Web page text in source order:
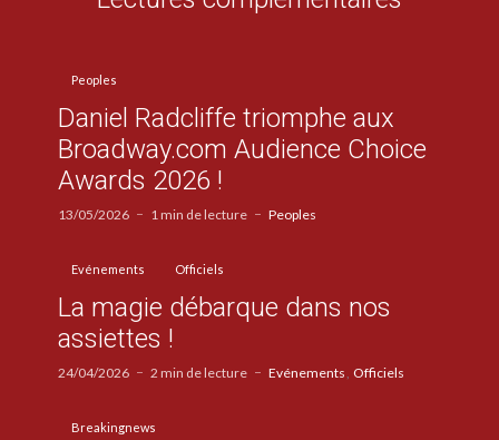
Peoples
Daniel Radcliffe triomphe aux
Broadway.com Audience Choice
Awards 2026 !
13/05/2026 1 min de lecture Peoples
Evénements Officiels
La magie débarque dans nos
assiettes !
24/04/2026 2 min de lecture Evénements Officiels
Breakingnews